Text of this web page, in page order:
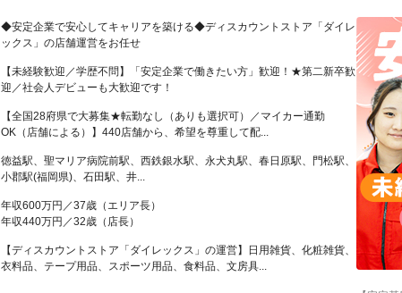
◆安定企業で安心してキャリアを築ける◆ディスカウントストア「ダイレ
ックス」の店舗運営をお任せ
【未経験歓迎／学歴不問】「安定企業で働きたい方」歓迎！★第二新卒歓
迎／社会人デビューも大歓迎です！
【全国28府県で大募集★転勤なし（ありも選択可）／マイカー通勤
OK（店舗による）】440店舗から、希望を尊重して配...
徳益駅、聖マリア病院前駅、西鉄銀水駅、永犬丸駅、春日原駅、門松駅、
小郡駅(福岡県)、石田駅、井...
年収600万円／37歳（エリア長）
年収440万円／32歳（店長）
【ディスカウントストア「ダイレックス」の運営】日用雑貨、化粧雑貨、
衣料品、テープ用品、スポーツ用品、食料品、文房具...